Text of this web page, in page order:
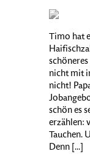
Timo hat
schöneres
nicht mit
nicht!
schön es
erzählen:
Tauchen.
Denn [...]